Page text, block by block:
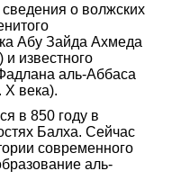
о волжских
Абу Зайда Ахмеда
известного
аль-Аббаса
века).
в 850 году в
Балха. Сейчас
современного
аль-